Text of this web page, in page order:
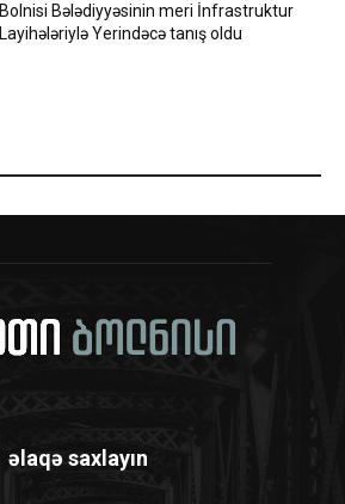
Bolnisi Bələdiyyəsinin meri İnfrastruktur
Layihələriylə Yerindəcə tanış oldu
əlaqə saxlayın